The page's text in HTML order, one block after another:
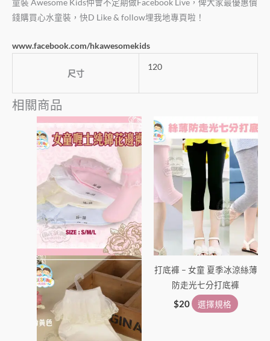
錢購買心水童裝，快D Like & follow埋我地專頁啦！
www.facebook.com/hkawesomekids
尺寸
120
相關商品
此
產
有
多
款
式。
可
在
產
品
頁
面
選
打底褲 – 女童 夏季冰涼絲薄
防走光七分打底褲
$20 選擇規格
此
產
品
有
多
種
款
可
在
產
品
頁